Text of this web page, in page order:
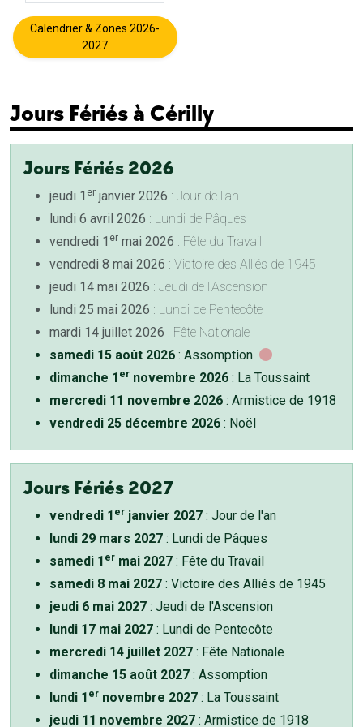
Calendrier & Zones 2026-
2027
Jours Fériés à Cérilly
Jours Fériés 2026
jeudi 1 er janvier 2026 : Jour de l'an
lundi 6 avril 2026 : Lundi de Pâques
vendredi 1 er mai 2026 : Fête du Travail
vendredi 8 mai 2026 : Victoire des Alliés de 1945
jeudi 14 mai 2026 : Jeudi de l'Ascension
lundi 25 mai 2026 : Lundi de Pentecôte
mardi 14 juillet 2026 : Fête Nationale
samedi 15 août 2026 : Assomption
dimanche 1 er novembre 2026 : La Toussaint
mercredi 11 novembre 2026 : Armistice de 1918
vendredi 25 décembre 2026 : Noël
Jours Fériés 2027
vendredi 1 er janvier 2027 : Jour de l'an
lundi 29 mars 2027 : Lundi de Pâques
samedi 1 er mai 2027 : Fête du Travail
samedi 8 mai 2027 : Victoire des Alliés de 1945
jeudi 6 mai 2027 : Jeudi de l'Ascension
lundi 17 mai 2027 : Lundi de Pentecôte
mercredi 14 juillet 2027 : Fête Nationale
dimanche 15 août 2027 : Assomption
lundi 1 er novembre 2027 : La Toussaint
jeudi 11 novembre 2027 : Armistice de 1918